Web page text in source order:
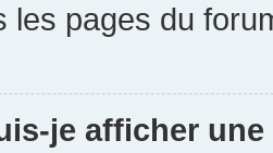
les pages du
je afficher